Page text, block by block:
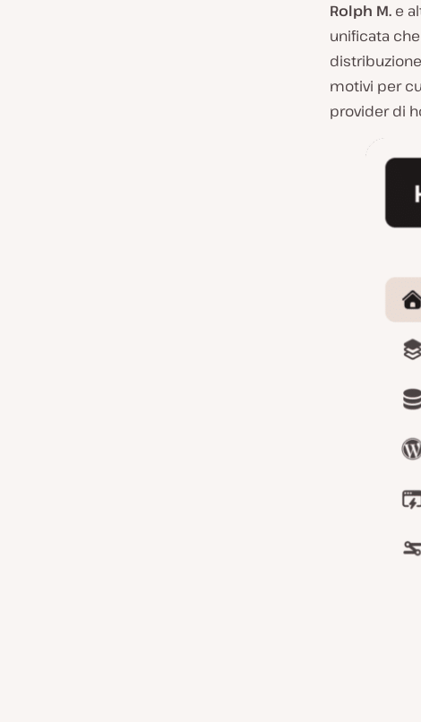
Rolph M. e
unificata
motivi per
provider di